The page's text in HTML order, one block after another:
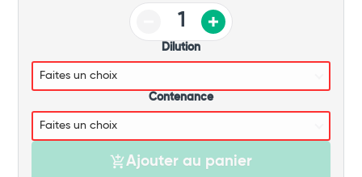
Dilution
Contenance
Ajouter au panier